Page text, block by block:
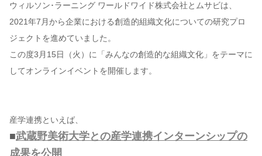
ウィルソン･ラーニング ワールドワイド株式会社とムサビは、
2021年7月から企業における創造的組織文化についての研究プロ
ジェクトを進めていました。
この度3月15日（火）に「みんなの創造的な組織文化」をテーマに
してオンラインイベントを開催します。
産学連携といえば、
■武蔵野美術大学との産学連携インターンシップの
成果を公開